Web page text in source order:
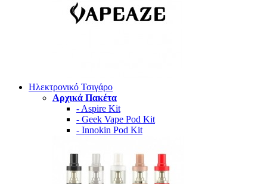
Ηλεκτρονικό Τσιγάρο
Αρχικά Πακέτα
- Aspire Kit
- Geek Vape Pod Kit
- Innokin Pod Kit